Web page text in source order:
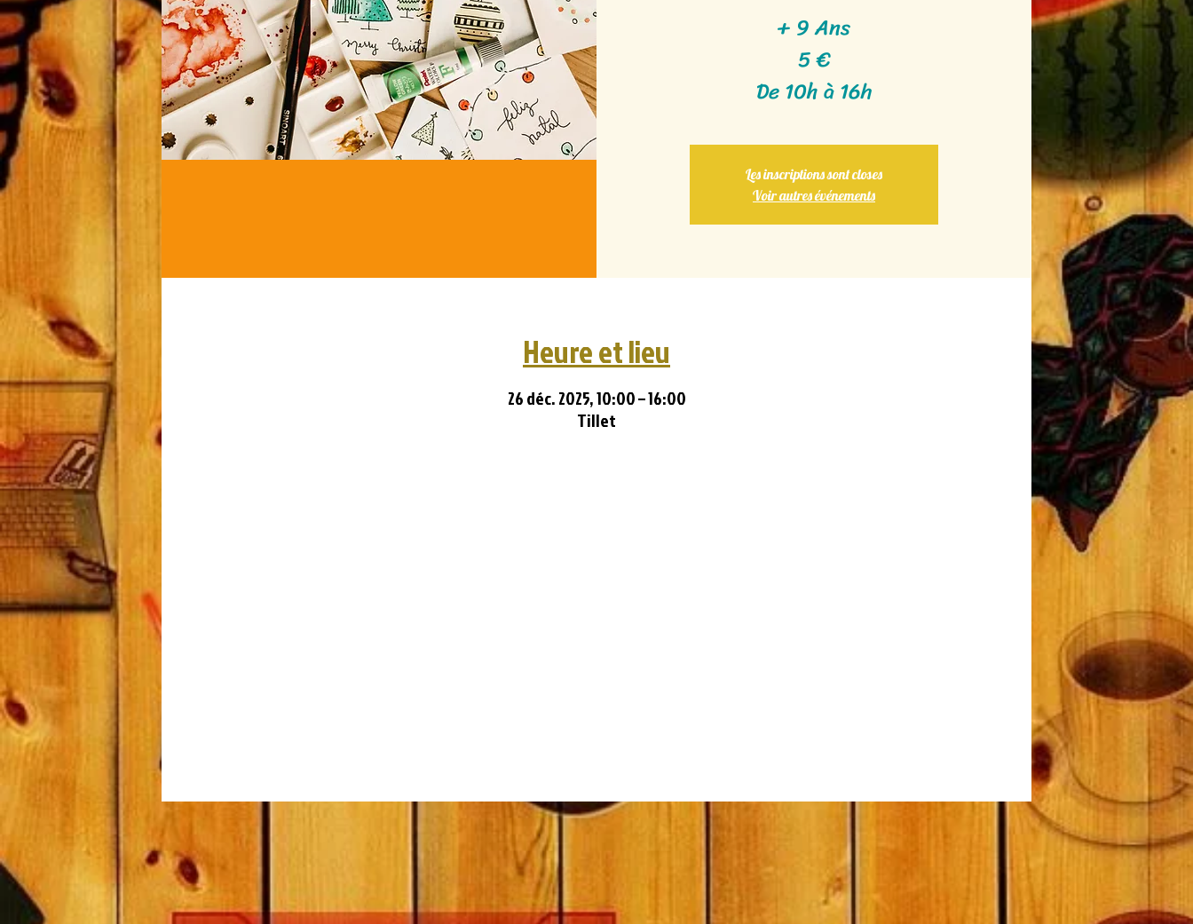
+ 9 Ans
5 €
De 10h à 16h
Les inscriptions sont closes
Voir autres événements
Heure et lieu
26 déc. 2025, 10:00 – 16:00
Tillet